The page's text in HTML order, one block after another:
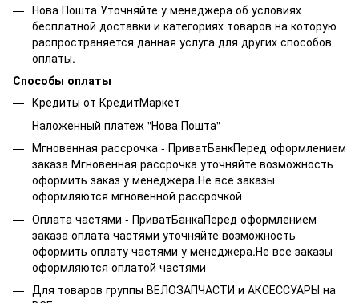
Нова Пошта Уточняйте у менеджера об условиях
бесплатной доставки и категориях товаров на которую
распространяется данная услуга для других способов
оплаты.
Способы оплаты
Кредиты от КредитМаркет
Наложенный платеж "Нова Пошта"
Мгновенная рассрочка - ПриватБанкПеред оформлением
заказа Мгновенная рассрочка уточняйте возможность
оформить заказ у менеджера.Не все заказы
оформляются мгновенной рассрочкой
Оплата частями - ПриватБанкаПеред оформлением
заказа оплата частями уточняйте возможность
оформить оплату частями у менеджера.Не все заказы
оформляются оплатой частями
Для товаров группы ВЕЛОЗАПЧАСТИ и АКСЕССУАРЫ на